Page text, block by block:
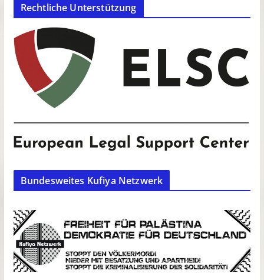
Rechtliche Unterstützung
Bundesweites Kufiya Netzwerk